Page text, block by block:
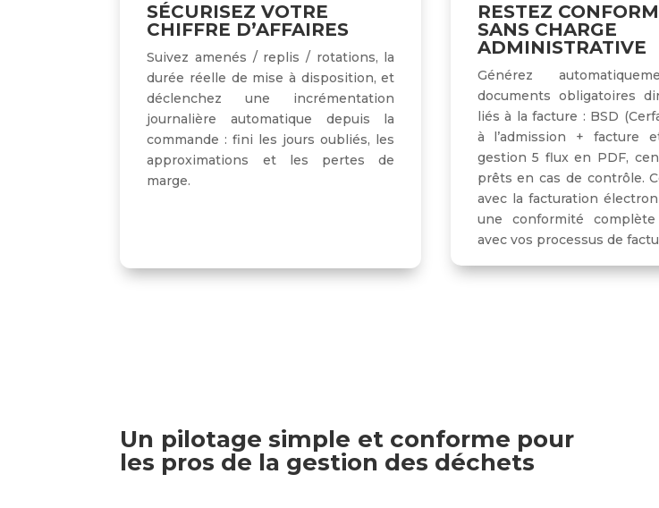
SÉCURISEZ VOTRE
CHIFFRE D’AFFAIRES
Suivez amenés / replis / rotations, la
durée réelle de mise à disposition, et
déclenchez une incrémentation
journalière automatique depuis la
commande : fini les jours oubliés, les
approximations et les pertes de
marge.
RESTEZ
SANS CHARGE
ADMINISTRATIVE
Générez
documents obligatoires
liés à la facture : BSD
à l’admission + facture
gestion 5 flux en PDF,
prêts en cas de contrôle.
avec la facturation
une conformité
avec vos processus de
Un pilotage simple et conforme pour
les pros de la gestion des déchets